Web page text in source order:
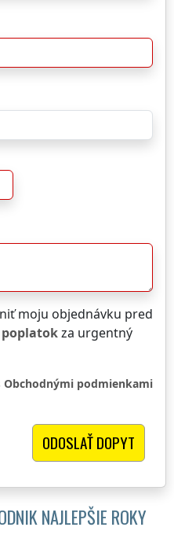
moju objednávku pred
poplatokza urgentný
Obchodnými podmienkami
NAJLEPŠIE ROKY